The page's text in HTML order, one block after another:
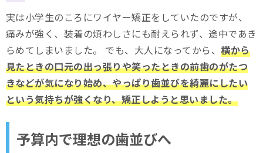
実は小学生のころにワイヤー矯正をしていたのですが、
痛みが強く、装着の煩わしさにも耐えられず、途中であき
らめてしまいました。 でも、大人になってから、横から
見たときの口元の出っ張りや笑ったときの前歯のがたつ
きなどが気になり始め、やっぱり歯並びを綺麗にしたい
という気持ちが強くなり、矯正しようと思いました。
予算内で理想の歯並びへ